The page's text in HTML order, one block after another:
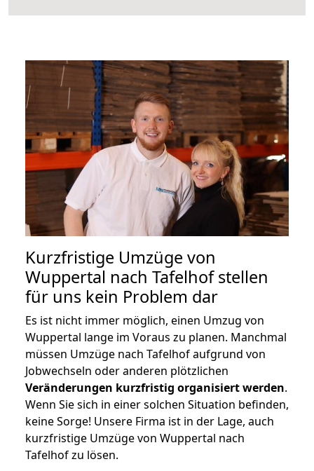
Kurzfristige Umzüge von
Wuppertal nach Tafelhof stellen
für uns kein Problem dar
Es ist nicht immer möglich, einen Umzug von
Wuppertal lange im Voraus zu planen. Manchmal
müssen Umzüge nach Tafelhof aufgrund von
Jobwechseln oder anderen plötzlichen
Veränderungen kurzfristig organisiert werden.
Wenn Sie sich in einer solchen Situation befinden,
keine Sorge! Unsere Firma ist in der Lage, auch
kurzfristige Umzüge von Wuppertal nach
Tafelhof zu lösen.